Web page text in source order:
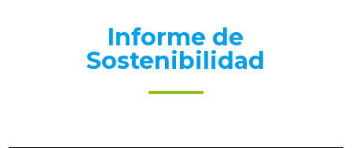
Informe de
Sostenibilidad